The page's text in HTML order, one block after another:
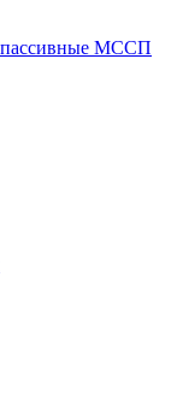
пассивные МССП